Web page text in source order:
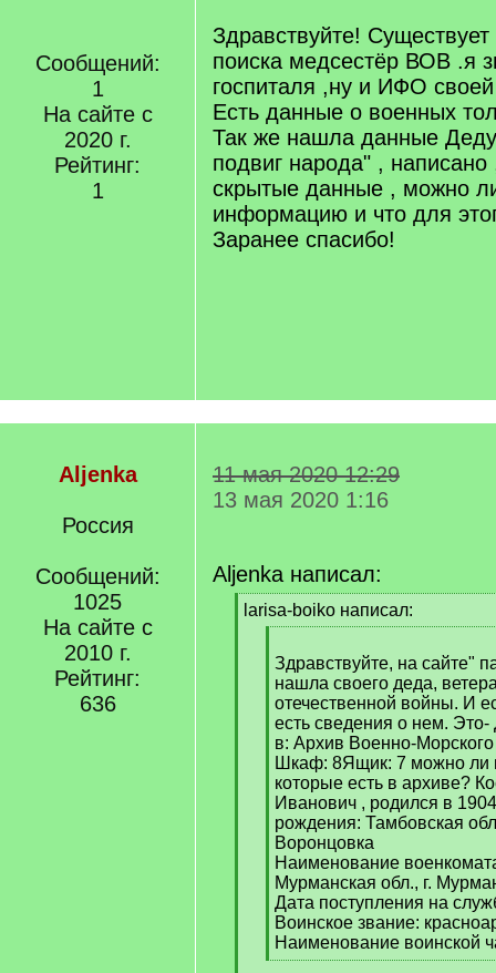
Сообщений:
1
На сайте с
2020 г.
Рейтинг:
1
Здравствуйте!
поиска медсестёр ВОВ .я
госпиталя ,ну и ИФО
Есть данные о военных
Так же нашла данные
подвиг народа" , написано
скрытые данные , можно
информацию и что для
Заранее спасибо!
Aljenka
Россия
Сообщений:
1025
На сайте с
2010 г.
Рейтинг:
636
11 мая 2020 12:29
13 мая 2020 1:16
Aljenka написал:
[larisa-boiko написал:
q
]
Здравствуйте, на сайте"
нашла своего деда,
отечественной войны. И
есть сведения о нем. Это-
в: Архив Военно-Морского
Шкаф: 8Ящик: 7 можно ли
которые есть в архиве?
Иванович , родился в
рождения: Тамбовская
Воронцовка
Наименование
Мурманская обл., г.
Дата поступления на
Воинское звание:
Наименование воинской
[